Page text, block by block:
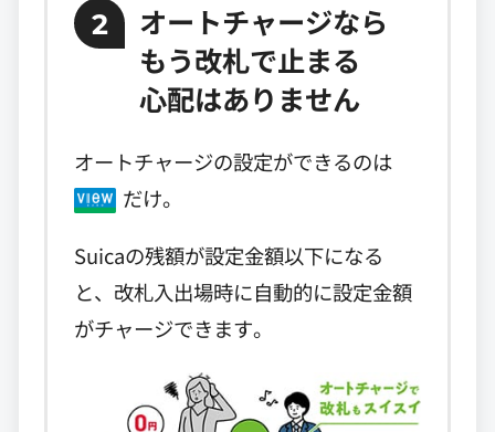
2
オートチャージなら
もう改札で止まる
心配はありません
オートチャージの設定ができるのは
だけ。
Suicaの残額が設定金額以下になる
と、改札入出場時に自動的に設定金額
がチャージできます。